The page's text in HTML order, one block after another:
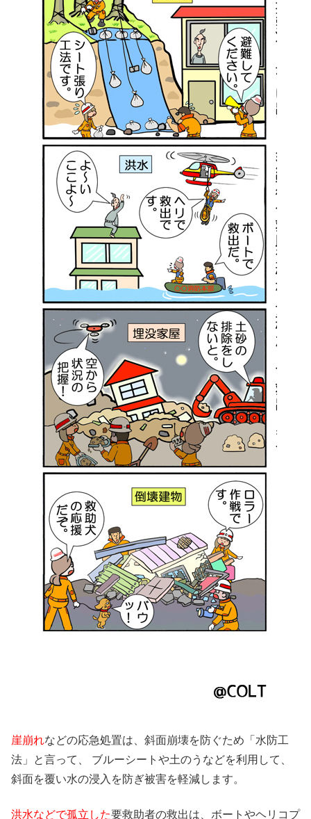
崖崩れなどの応急処置は、斜面崩壊を防ぐため「水防工
法」と言って、 ブルーシートや土のうなどを利用して、
斜面を覆い水の浸入を防ぎ被害を軽減します。
洪水などで孤立した要救助者の救出は、ボートやヘリコプ